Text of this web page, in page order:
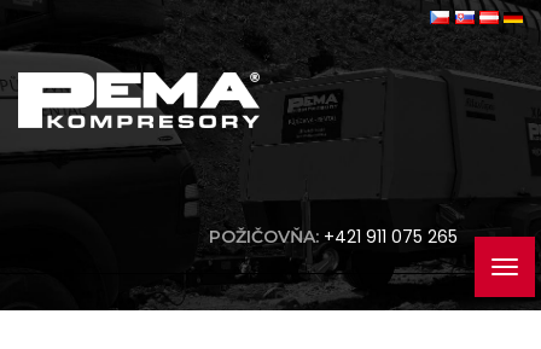
POŽIČOVŇA: +421 911 075 265